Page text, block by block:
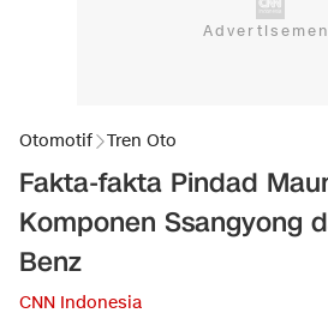
Otomotif Tren Oto
Fakta-fakta Pindad
Komponen Ssangyong
Benz
CNN Indonesia